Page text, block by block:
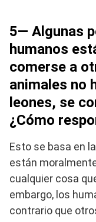
5— Algunas
humanos
comerse a
animales no
leones, se
¿Cómo
Esto se basa en
están
cualquier cosa
embargo, los
contrario que